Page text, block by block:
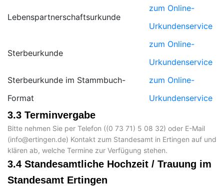
Lebenspartnerschaftsurkunde
zum Online-
Urkundenservice
Sterbeurkunde
zum Online-
Urkundenservice
Sterbeurkunde im Stammbuch-
Format
zum Online-
Urkundenservice
3.3 Terminvergabe
Bitte nehmen Sie per Telefon (
) oder E-Mail
(
) Kontakt zum Standesamt in Ertingen auf und
klären ab, welche Termine zur Verfügung stehen.
3.4 Standesamtliche Hochzeit / Trauung im
Standesamt Ertingen